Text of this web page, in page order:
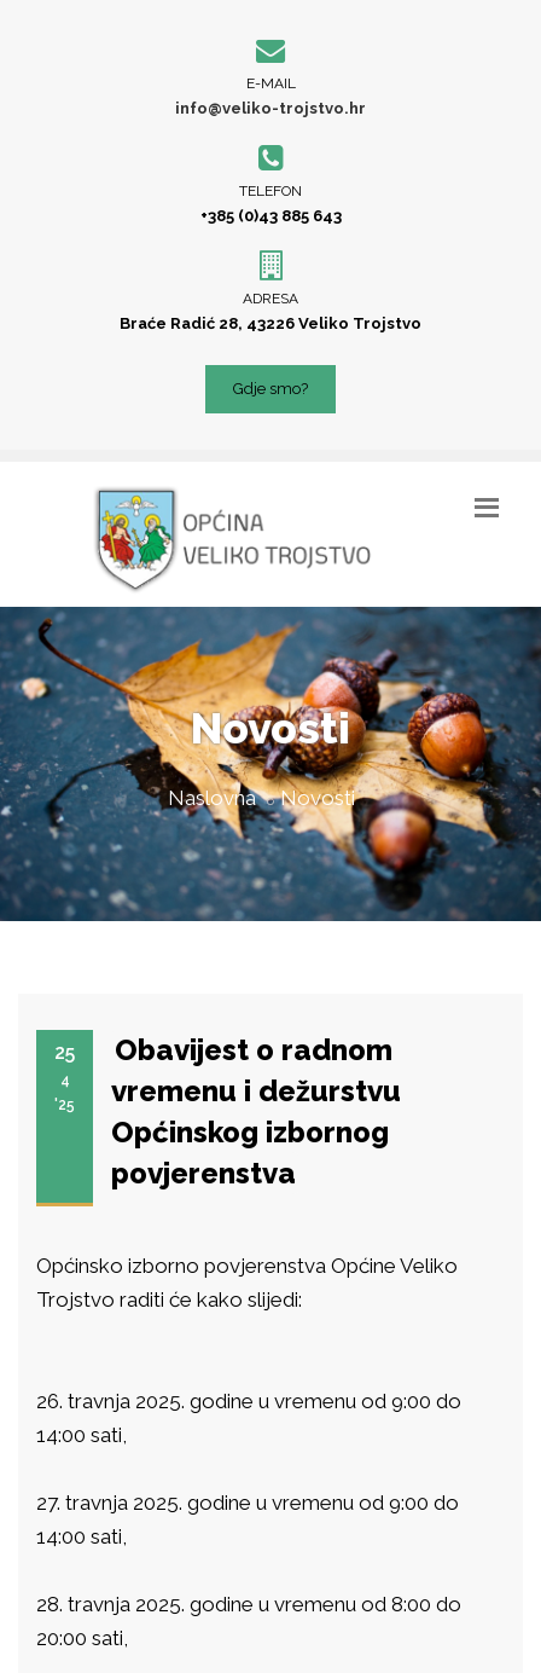
E-MAIL
info@veliko-trojstvo.hr
TELEFON
+385 (0)43 885 643
ADRESA
Braće Radić 28, 43226 Veliko Trojstvo
Gdje smo?
Novosti
Naslovna Novosti
25
4
'25
Obavijest o radnom
vremenu i dežurstvu
Općinskog izbornog
povjerenstva
Općinsko izborno povjerenstva Općine Veliko
Trojstvo raditi će kako slijedi:
26. travnja 2025. godine u vremenu od 9:00 do
14:00 sati,
27. travnja 2025. godine u vremenu od 9:00 do
14:00 sati,
28. travnja 2025. godine u vremenu od 8:00 do
20:00 sati,